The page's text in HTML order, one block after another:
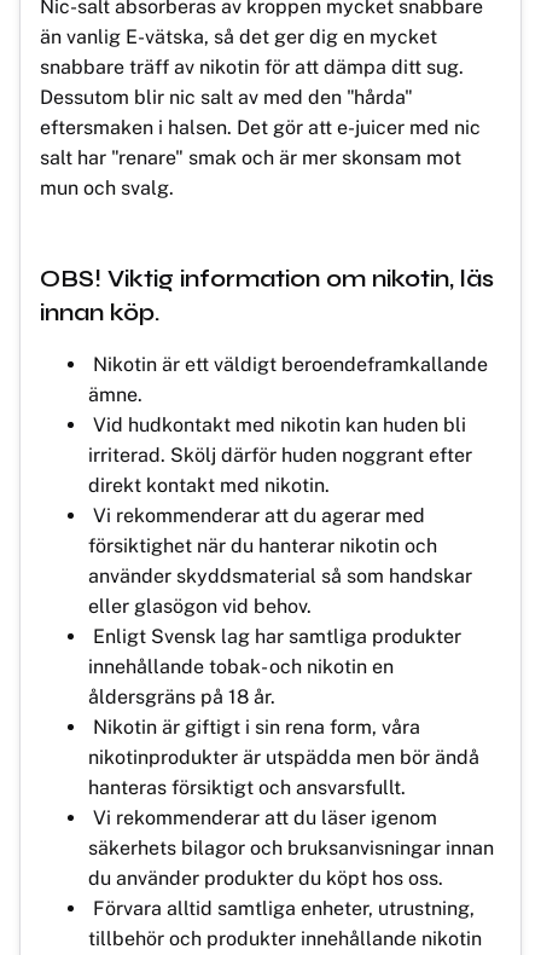
Nic-salt absorberas av kroppen mycket snabbare
än vanlig E-vätska, så det ger dig en mycket
snabbare träff av nikotin för att dämpa ditt sug.
Dessutom blir nic salt av med den "hårda"
eftersmaken i halsen. Det gör att e-juicer med nic
salt har "renare" smak och är mer skonsam mot
mun och svalg.
OBS! Viktig information om nikotin, läs
innan köp.
Nikotin är ett väldigt beroendeframkallande
ämne.
Vid hudkontakt med nikotin kan huden bli
irriterad. Skölj därför huden noggrant efter
direkt kontakt med nikotin.
Vi rekommenderar att du agerar med
försiktighet när du hanterar nikotin och
använder skyddsmaterial så som handskar
eller glasögon vid behov.
Enligt Svensk lag har samtliga produkter
innehållande tobak- och nikotin en
åldersgräns på 18 år.
Nikotin är giftigt i sin rena form, våra
nikotinprodukter är utspädda men bör ändå
hanteras försiktigt och ansvarsfullt.
Vi rekommenderar att du läser igenom
säkerhets bilagor och bruksanvisningar innan
du använder produkter du köpt hos oss.
Förvara alltid samtliga enheter, utrustning,
tillbehör och produkter innehållande nikotin